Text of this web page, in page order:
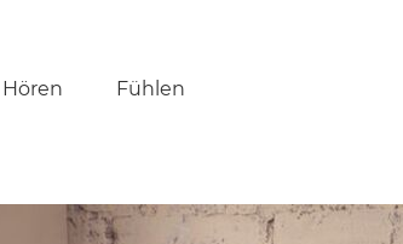
Hören Fühlen